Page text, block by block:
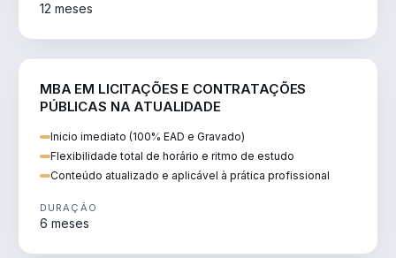
12 meses
MBA EM LICITAÇÕES E CONTRATAÇÕES
PÚBLICAS NA ATUALIDADE
Inicio imediato (100% EAD e Gravado)
Flexibilidade total de horário e ritmo de estudo
Conteúdo atualizado e aplicável à prática profissional
DURAÇÃO
6 meses